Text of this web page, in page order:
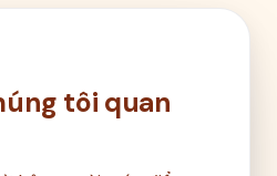
tôi quan